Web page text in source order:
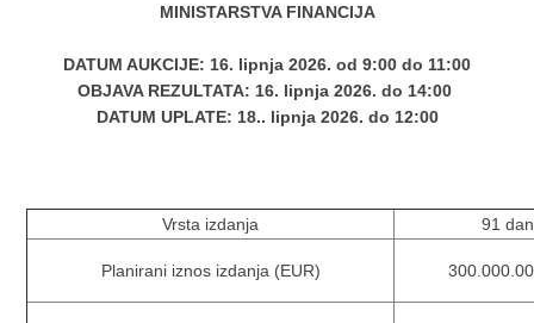
MINISTARSTVA FINANCIJA
DATUM AUKCIJE: 16. lipnja 2026. od 9:00 do 11:00
OBJAVA REZULTATA: 16. lipnja 2026. do 14:00
DATUM UPLATE: 18.. lipnja 2026. do 12:00
Vrsta izdanja 91 dan
Planirani iznos izdanja (EUR)